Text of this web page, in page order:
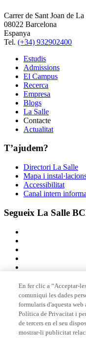
Carrer de Sant Joan de La
08022 Barcelona
Espanya
Tel. (+34) 932902400
Estudis
Admissions
El Campus
Recerca
Empresa
Blogs
La Salle
Contacte
Actualitat
T’ajudem?
Directori La Salle
Mapa i
Accessibilitat
Canal intern
Segueix La Salle
Membre de
En fer clic a “Acceptar-
comuniqui les dades
formularis d'aquesta web
Política de Privacitat i
de tercers en el seu
mostrar-li publicitat